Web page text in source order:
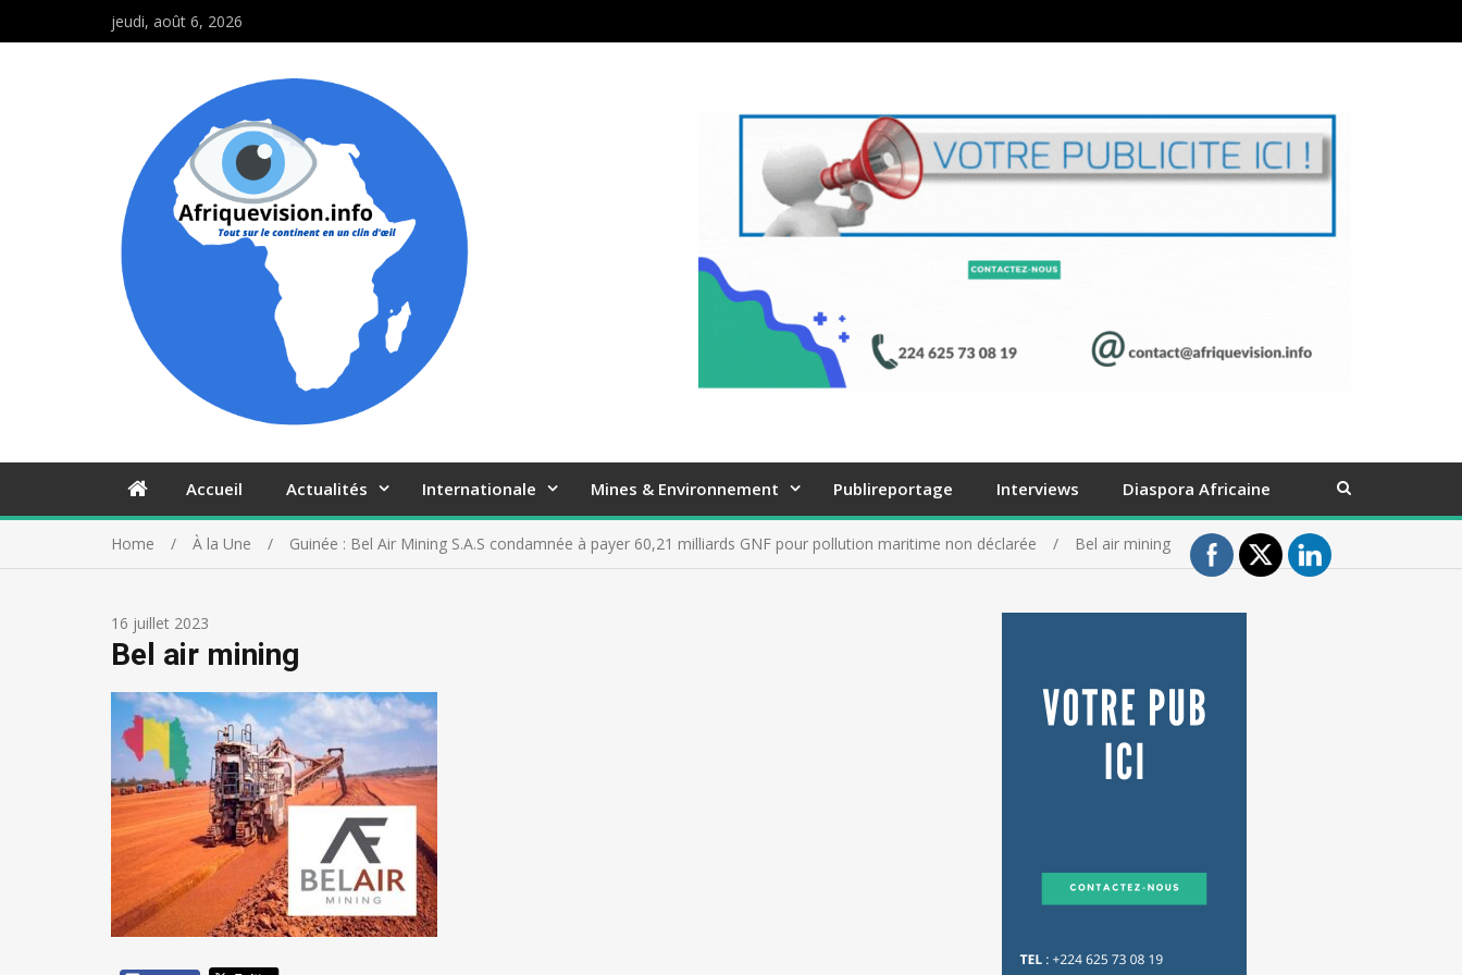
jeudi, août 6, 2026
Accueil Actualités Internationale Mines & Environnement Publireportage Interviews Diaspora Africaine
Home À la Une Guinée : Bel Air Mining S.A.S condamnée à payer 60,21 milliards GNF pour pollution maritime non déclarée Bel air mining
16 juillet 2023
Bel air mining